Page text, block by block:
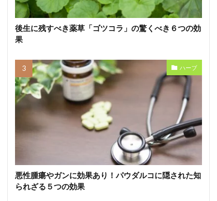
後生に残すべき薬草「ゴツコラ」の驚くべき６つの効
果
ハーブ
悪性腫瘍やガンに効果あり！パウダルコに隠された知
られざる５つの効果